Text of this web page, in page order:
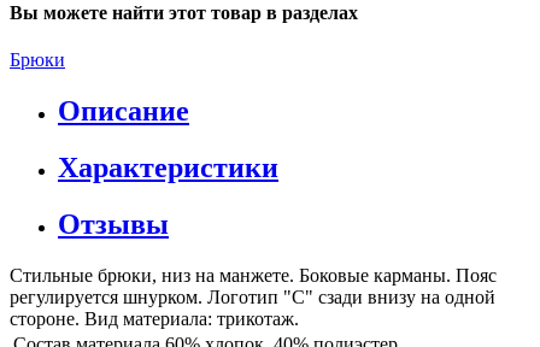
Вы можете найти этот товар в разделах
Брюки
Описание
Характеристики
Отзывы
Стильные брюки, низ на манжете. Боковые карманы. Пояс
регулируется шнурком. Логотип "C" сзади внизу на одной
стороне. Вид материала: трикотаж.